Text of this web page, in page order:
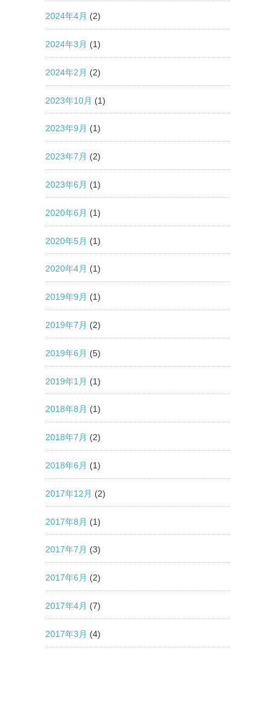
2024年4月 (2)
2024年3月 (1)
2024年2月 (2)
2023年10月 (1)
2023年9月 (1)
2023年7月 (2)
2023年6月 (1)
2020年6月 (1)
2020年5月 (1)
2020年4月 (1)
2019年9月 (1)
2019年7月 (2)
2019年6月 (5)
2019年1月 (1)
2018年8月 (1)
2018年7月 (2)
2018年6月 (1)
2017年12月 (2)
2017年8月 (1)
2017年7月 (3)
2017年6月 (2)
2017年4月 (7)
2017年3月 (4)